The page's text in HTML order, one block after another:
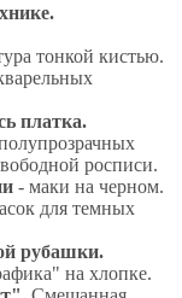
тонкой кистью.
платка.
росписи.
- маки на черном.
для темных
рубашки.
на хлопке.